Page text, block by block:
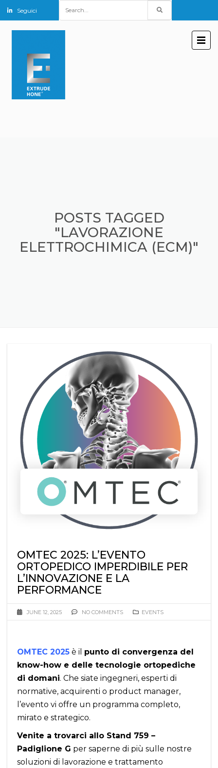
Seguici
for:
POSTS TAGGED
"LAVORAZIONE
ELETTROCHIMICA (ECM)"
OMTEC 2025: L’EVENTO
ORTOPEDICO IMPERDIBILE PER
L’INNOVAZIONE E LA
PERFORMANCE
JUNE 12, 2025 NO COMMENTS EVENTS
OMTEC 2025 è il punto di convergenza del
know-how e delle tecnologie ortopediche
di domani. Che siate ingegneri, esperti di
normative, acquirenti o product manager,
l’evento vi offre un programma completo,
mirato e strategico.
Venite a trovarci allo Stand 759 –
Padiglione G per saperne di più sulle nostre
soluzioni di lavorazione e trattamento